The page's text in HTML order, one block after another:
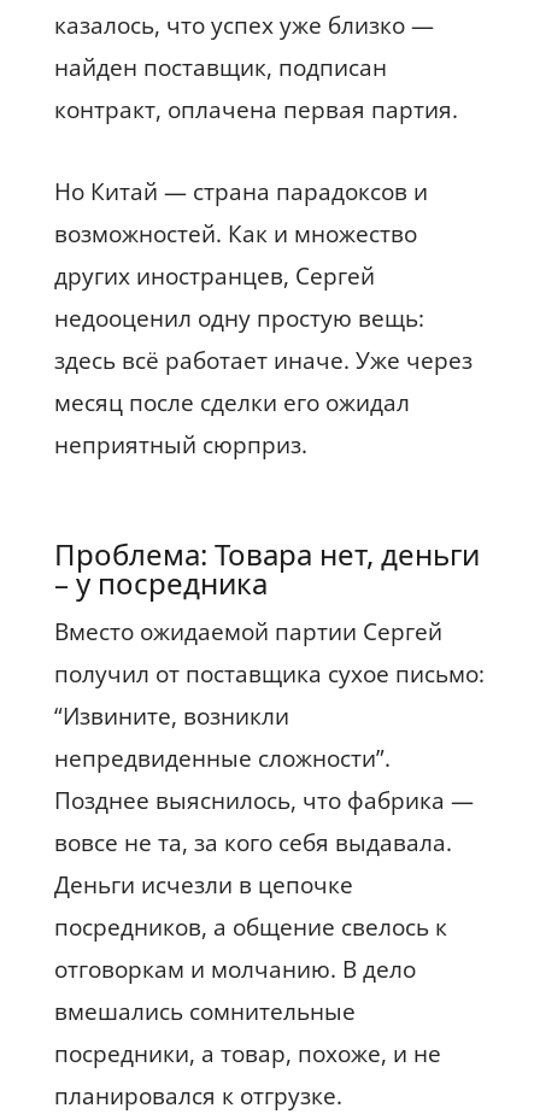
казалось, что успех уже близко —
найден поставщик, подписан
контракт, оплачена первая партия.
Но Китай — страна парадоксов и
возможностей. Как и множество
других иностранцев, Сергей
недооценил одну простую вещь:
здесь всё работает иначе. Уже через
месяц после сделки его ожидал
неприятный сюрприз.
Проблема: Товара нет, деньги
– у посредника
Вместо ожидаемой партии Сергей
получил от поставщика сухое письмо:
“Извините, возникли
непредвиденные сложности”.
Позднее выяснилось, что фабрика —
вовсе не та, за кого себя выдавала.
Деньги исчезли в цепочке
посредников, а общение свелось к
отговоркам и молчанию. В дело
вмешались сомнительные
посредники, а товар, похоже, и не
планировался к отгрузке.